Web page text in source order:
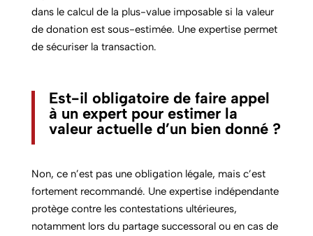
dans le calcul de la plus-value imposable si la valeur
de donation est sous-estimée. Une expertise permet
de sécuriser la transaction.
Est-il obligatoire de faire appel
à un expert pour estimer la
valeur actuelle d’un bien donné ?
Non, ce n’est pas une obligation légale, mais c’est
fortement recommandé. Une expertise indépendante
protège contre les contestations ultérieures,
notamment lors du partage successoral ou en cas de